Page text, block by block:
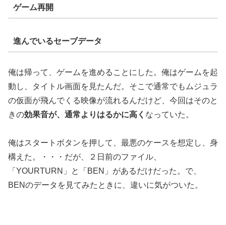
ゲーム再開
進んでいるセーブデータ
俺は帰って、ゲームを進めることにした。俺はゲームを起
動し、タイトル画面を見たんだ。そこで通常でもムジュラ
の仮面が飛んでくる映像が流れるんだけど、今回はそのと
きの効果音が、通常よりはるかに高く なっていた。
俺はスタートボタンを押して、最悪のケースを想定し、身
構えた。・・・だが、２日前のファイル、
「YOURTURN」と「BEN」があるだけだった。で、
BENのデータを見てみたときに、違いに気がついた。